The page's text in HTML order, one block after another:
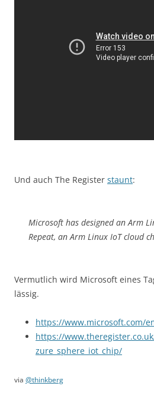
Und auch The Register staunt:
Microsoft has designed an Arm
Repeat, an Arm Linux IoT cloud
Vermutlich wird Microsoft eines
lässig.
https://www.microsoft.com/
https://
zure_sphere_iot_chip/
via @thinkberg